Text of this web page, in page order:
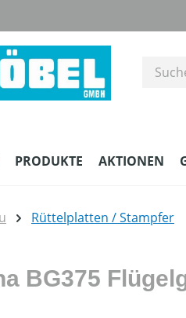
PRODUKTE AKTIONEN
Rüttelplatten / Stampfer
BG375